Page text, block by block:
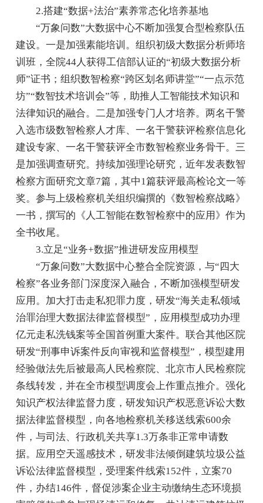
2.搭建“数据+法治”素养常态化培养基地
“万象问数”大数据中心不断加强复合型检察队伍
建设。一是加强素能培训。组织初级大数据分析师培
训班，全院44人获得工信部认证的“初级大数据分析
师”证书；组织数智检察“跨区划名师讲堂”“一点示范
坊”“数智技术培训会”等，助推人工智能技术知识和
法律知识的融合。二是加强专门人才培养。两名干警
入选市级数智检察人才库、一名干警获评检察信息化
建设专家、一名干警获评全市数智检察业务骨干。三
是加强调查研究。持续加强理论研究，近年发表数智
检察方面研究文章7篇，其中1篇获评最高检论文一等
奖。参与上级检察机关组织编撰的《数智检察战略》
一书，撰写的《人工智能在数智检察中的应用》作为
全书收尾。
3.立足“业务+数据”推进研发应用模型
“万象问数”大数据中心整合全院资源，与“四大
检察”各业务部门深度深入融合，不断加强模型研发
应用。加大打击走私犯罪力度，研发“海关走私领域
治罪治理大数据法律监督模型”，应用模型成功办理
亿元走私洗钱案等全国首例重大案件。联合其他区院
研发“刑事申诉案件反向审视和监督模型”，模型建用
经验做法先后被最高人民检察院、北京市人民检察院
条线转发，并在全市模型调度会上作重点推介。强化
知识产权法律监督力度，研发知识产权恶意诉讼大数
据法律监督模型，向各地检察机关移送线索600余
件，与司法、行政机关共享1.3万条非正常申请数
据。应用空天遥感技术，研发非法倾倒建筑垃圾公益
诉讼法律监督模型，受理案件线索152件，立案70
件，办结146件，督促涉案企业主动缴纳生态环境损